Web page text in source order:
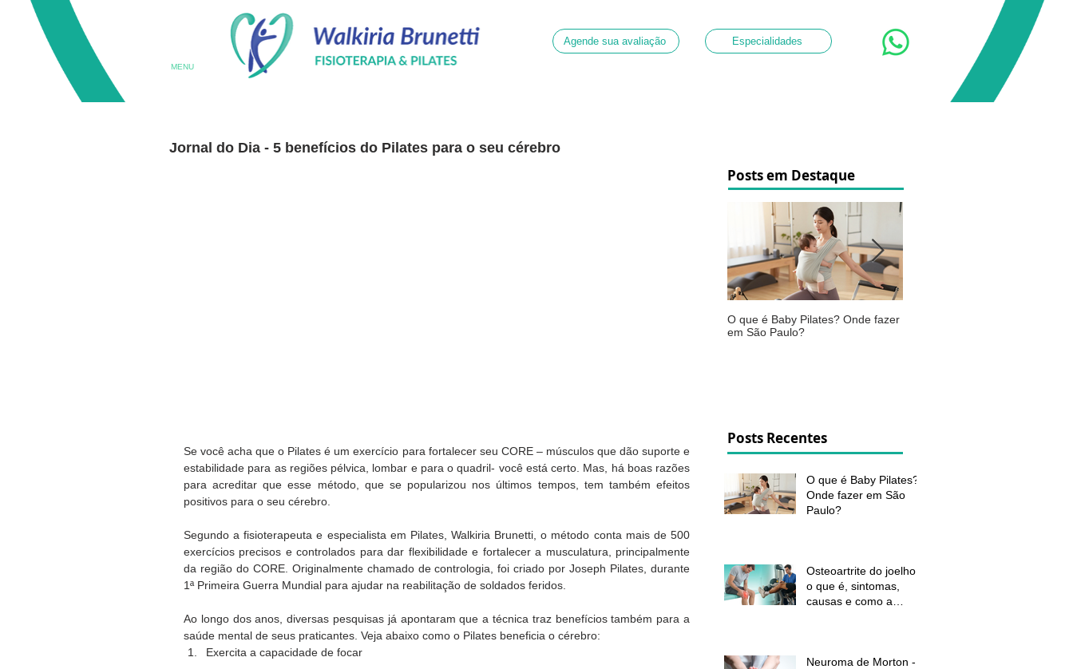
MENU
Agende sua avaliação Especialidades
Jornal do Dia - 5 benefícios do Pilates para o seu cérebro
Se você acha que o Pilates é um exercício para fortalecer seu CORE – músculos que dão suporte e
estabilidade para as regiões pélvica, lombar e para o quadril- você está certo. Mas, há boas razões
para acreditar que esse método, que se popularizou nos últimos tempos, tem também efeitos
positivos para o seu cérebro.
Segundo a fisioterapeuta e especialista em Pilates, Walkiria Brunetti, o método conta mais de 500
exercícios precisos e controlados para dar flexibilidade e fortalecer a musculatura, principalmente
da região do CORE. Originalmente chamado de contrologia, foi criado por Joseph Pilates, durante
1ª Primeira Guerra Mundial para ajudar na reabilitação de soldados feridos.
Ao longo dos anos, diversas pesquisas já apontaram que a técnica traz benefícios também para a
saúde mental de seus praticantes. Veja abaixo como o Pilates beneficia o cérebro:
Exercita a capacidade de focar
Posts em Destaque
O que é Baby Pilates? Onde fazer
em São Paulo?
Posts Recentes
O que é Baby Pilates?
Onde fazer em São
Paulo?
Osteoartrite do joelho:
o que é, sintomas,
causas e como a
Neuroma de Morton - o